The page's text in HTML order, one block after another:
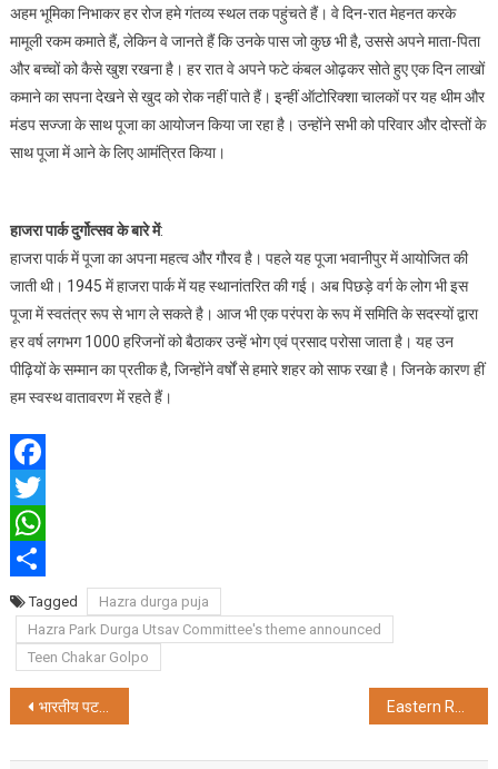
अहम भूमिका निभाकर हर रोज हमे गंतव्य स्थल तक पहुंचते हैं। वे दिन-रात मेहनत करके
मामूली रकम कमाते हैं, लेकिन वे जानते हैं कि उनके पास जो कुछ भी है, उससे अपने माता-पिता
और बच्चों को कैसे खुश रखना है। हर रात वे अपने फटे कंबल ओढ़कर सोते हुए एक दिन लाखों
कमाने का सपना देखने से खुद को रोक नहीं पाते हैं। इन्हीं ऑटोरिक्शा चालकों पर यह थीम और
मंडप सज्जा के साथ पूजा का आयोजन किया जा रहा है। उन्होंने सभी को परिवार और दोस्तों के
साथ पूजा में आने के लिए आमंत्रित किया।
हाजरा पार्क दुर्गोत्सव के बारे में:
हाजरा पार्क में पूजा का अपना महत्व और गौरव है। पहले यह पूजा भवानीपुर में आयोजित की
जाती थी। 1945 में हाजरा पार्क में यह स्थानांतरित की गई। अब पिछड़े वर्ग के लोग भी इस
पूजा में स्वतंत्र रूप से भाग ले सकते है। आज भी एक परंपरा के रूप में समिति के सदस्यों द्वारा
हर वर्ष लगभग 1000 हरिजनों को बैठाकर उन्हें भोग एवं प्रसाद परोसा जाता है। यह उन
पीढ़ियों के सम्मान का प्रतीक है, जिन्होंने वर्षों से हमारे शहर को साफ रखा है। जिनके कारण हीं
हम स्वस्थ वातावरण में रहते हैं।
Facebook
Twitter
WhatsApp
ShareTagged
Hazra durga puja
Hazra Park Durga Utsav Committee's theme announced
Teen Chakar Golpo
Post
navigation
भारतीय पटसन निगम लिमिटेड का हिंदी पखवाडा